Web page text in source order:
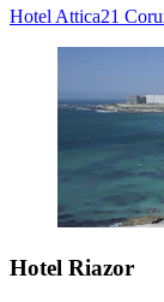
Hotel Attica21
Hotel Riazor